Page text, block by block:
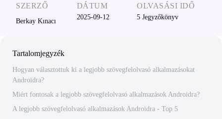
SZERZŐ
Berkay Kınacı
DÁTUM
2025-09-12
OLVASÁSI IDŐ
5 Jegyzőkönyv
Tartalomjegyzék
Hogyan választottuk ki a legjobb szövegfelolvasó alkalmazásokat
Androidra?
Miért fontosak a legjobb szövegfelolvasó alkalmazások Androidra?
A legjobb szövegfelolvasó alkalmazások Androidra - Top 5